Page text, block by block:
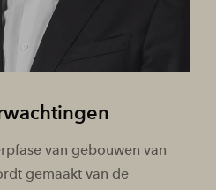
van gebouwen van
gemaakt van de